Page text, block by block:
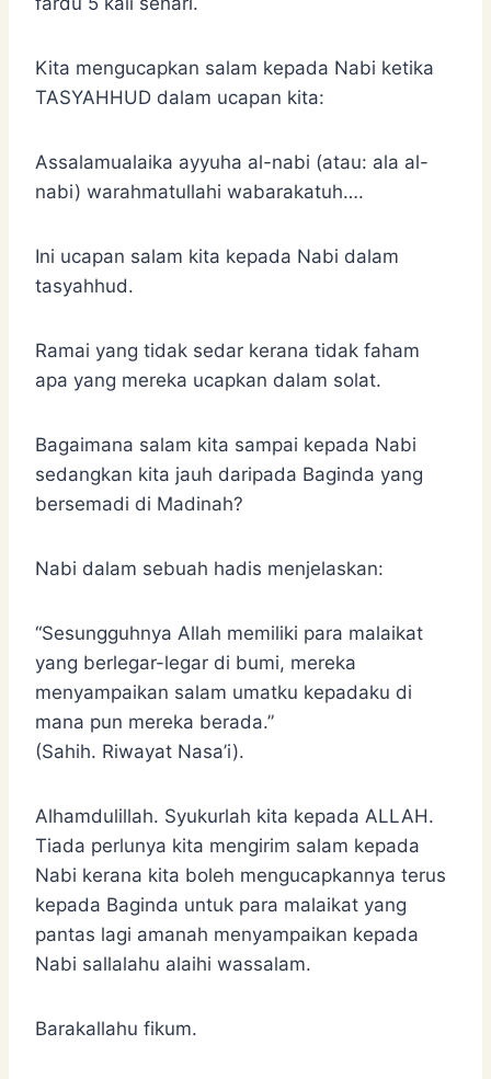
Kita mengucapkan salam kepada Nabi ketika
TASYAHHUD dalam ucapan kita:
Assalamualaika ayyuha al-nabi (atau: ala al-
nabi) warahmatullahi wabarakatuh….
Ini ucapan salam kita kepada Nabi dalam
tasyahhud.
Ramai yang tidak sedar kerana tidak faham
apa yang mereka ucapkan dalam solat.
Bagaimana salam kita sampai kepada Nabi
sedangkan kita jauh daripada Baginda yang
bersemadi di Madinah?
Nabi dalam sebuah hadis menjelaskan:
“Sesungguhnya Allah memiliki para malaikat
yang berlegar-legar di bumi, mereka
menyampaikan salam umatku kepadaku di
mana pun mereka berada.”
(Sahih. Riwayat Nasa’i).
Alhamdulillah. Syukurlah kita kepada ALLAH.
Tiada perlunya kita mengirim salam kepada
Nabi kerana kita boleh mengucapkannya terus
kepada Baginda untuk para malaikat yang
pantas lagi amanah menyampaikan kepada
Nabi sallalahu alaihi wassalam.
Barakallahu fikum.